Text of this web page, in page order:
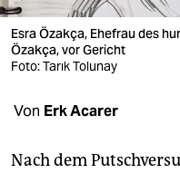
verlag
veranstaltungen
fragen & hilfe
unterstützen
Esra Özakça, Ehefrau des
Özakça, vor Gericht
Foto: Tarık Tolunay
Von Erk Acarer
Nach dem